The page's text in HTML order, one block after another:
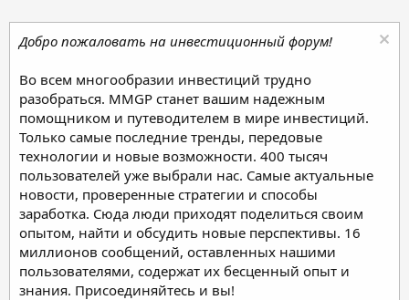
Добро пожаловать на инвестиционный форум!
Во всем многообразии инвестиций трудно
разобраться. MMGP станет вашим надежным
помощником и путеводителем в мире инвестиций.
Только самые последние тренды, передовые
технологии и новые возможности. 400 тысяч
пользователей уже выбрали нас. Самые актуальные
новости, проверенные стратегии и способы
заработка. Сюда люди приходят поделиться своим
опытом, найти и обсудить новые перспективы. 16
миллионов сообщений, оставленных нашими
пользователями, содержат их бесценный опыт и
знания. Присоединяйтесь и вы!